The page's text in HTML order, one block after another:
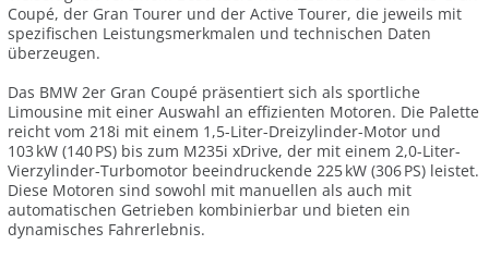
Coupé, der Gran Tourer und der Active Tourer, die jeweils mit
spezifischen Leistungsmerkmalen und technischen Daten
überzeugen.
Das BMW 2er Gran Coupé präsentiert sich als sportliche
Limousine mit einer Auswahl an effizienten Motoren. Die Palette
reicht vom 218i mit einem 1,5-Liter-Dreizylinder-Motor und
103 kW (140 PS) bis zum M235i xDrive, der mit einem 2,0-Liter-
Vierzylinder-Turbomotor beeindruckende 225 kW (306 PS) leistet.
Diese Motoren sind sowohl mit manuellen als auch mit
automatischen Getrieben kombinierbar und bieten ein
dynamisches Fahrerlebnis.